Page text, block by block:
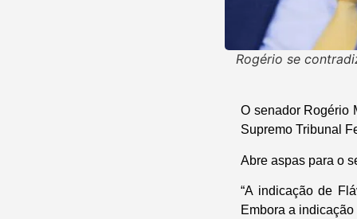
Rogério se
O senador Rogério
Supremo Tribunal
Abre aspas para o
“A indicação de
Embora a